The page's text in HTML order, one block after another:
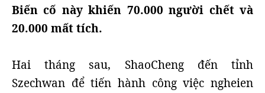
Biến cố này khiến 70.000 người chết và
20.000 mất tích.
Hai tháng sau, ShaoCheng đến tỉnh
Szechwan để tiến hành công việc ngheien